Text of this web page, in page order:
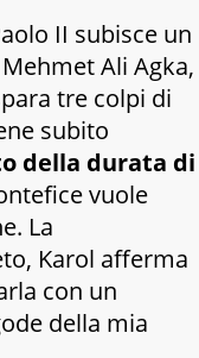
II subisce un
Ali Agka,
tre colpi di
subito
della durata di
vuole
La
Karol afferma
con un
della mia